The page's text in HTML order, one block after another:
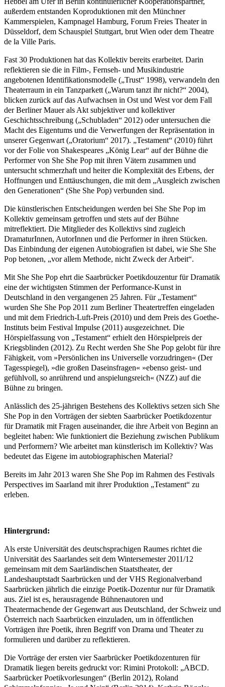
außerdem entstanden Koproduktionen mit den Münchner
Kammerspielen, Kampnagel Hamburg, Forum Freies Theater in
Düsseldorf, dem Schauspiel Stuttgart, brut Wien oder dem Theatre
de la Ville Paris.
Fast 30 Produktionen hat das Kollektiv bereits erarbeitet. Darin
reflektieren sie die in Film-, Fernseh- und Musikindustrie
angebotenen Identifikationsmodelle („Trust“ 1998), verwandeln den
Theaterraum in ein Tanzparkett („Warum tanzt ihr nicht?“ 2004),
blicken zurück auf das Aufwachsen in Ost und West vor dem Fall
der Berliner Mauer als Akt subjektiver und kollektiver
Geschichtsschreibung („Schubladen“ 2012) oder untersuchen die
Macht des Eigentums und die Verwerfungen der Repräsentation in
unserer Gegenwart („Oratorium“ 2017). „Testament“ (2010) führt
vor der Folie von Shakespeares „König Lear“ auf der Bühne die
Performer von She She Pop mit ihren Vätern zusammen und
untersucht schmerzhaft und heiter die Komplexität des Erbens, der
Hoffnungen und Enttäuschungen, die mit dem „Ausgleich zwischen
den Generationen“ (She She Pop) verbunden sind.
Die künstlerischen Entscheidungen werden bei She She Pop im
Kollektiv gemeinsam getroffen und stets auf der Bühne
mitreflektiert. Die Mitglieder des Kollektivs sind zugleich
DramaturInnen, AutorInnen und die Performer in ihren Stücken.
Das Einbindung der eigenen Autobiografien ist dabei, wie She She
Pop betonen, „vor allem Methode, nicht Zweck der Arbeit“.
Mit She She Pop ehrt die Saarbrücker Poetikdouzentur für Dramatik
eine der wichtigsten Stimmen der Performance-Kunst in
Deutschland in den vergangenen 25 Jahren. Für „Testament“
wurden She She Pop 2011 zum Berliner Theatertreffen eingeladen
und mit dem Friedrich-Luft-Preis (2010) und dem Preis des Goethe-
Instituts beim Festival Impulse (2011) ausgezeichnet. Die
Hörspielfassung von „Testament“ erhielt den Hörspielpreis der
Kriegsblinden (2012). Zu Recht werden She She Pop gelobt für ihre
Fähigkeit, vom »Persönlichen ins Universelle vorzudringen« (Der
Tagesspiegel), »die großen Daseinsfragen« »ebenso geist- und
gefühlvoll, so anrührend und anspielungsreich« (NZZ) auf die
Bühne zu bringen.
Anlässlich des 25-jährigen Bestehens des Kollektivs setzen sich She
She Pop in den Vorträgen der siebten Saarbrücker Poetikdozentur
für Dramatik mit Fragen auseinander, die ihre Arbeit von Beginn an
begleitet haben: Wie funktioniert die Beziehung zwischen Publikum
und Performern? Wie arbeitet man künstlerisch im Kollektiv? Was
bedeutet das Eigene im autobiographischen Material?
Bereits im Jahr 2013 waren She She Pop im Rahmen des Festivals
Perspectives im Saarland mit ihrer Produktion „Testament“ zu
erleben.
Hintergrund:
Als erste Universität des deutschsprachigen Raumes richtet die
Universität des Saarlandes seit dem Wintersemester 2011/12
gemeinsam mit dem Saarländischen Staatstheater, der
Landeshauptstadt Saarbrücken und der VHS Regionalverband
Saarbrücken jährlich die einzige Poetik-Dozentur nur für Dramatik
aus. Ziel ist es, herausragende Bühnenautoren und
Theatermachende der Gegenwart aus Deutschland, der Schweiz und
Österreich nach Saarbrücken einzuladen, um in öffentlichen
Vorträgen ihre Poetik, ihren Begriff von Drama und Theater zu
formulieren und darüber zu reflektieren.
Die Vorträge der ersten vier Saarbrücker Poetikdozenturen für
Dramatik liegen bereits gedruckt vor: Rimini Protokoll: „ABCD.
Saarbrücker Poetikvorlesungen“ (Berlin 2012), Roland